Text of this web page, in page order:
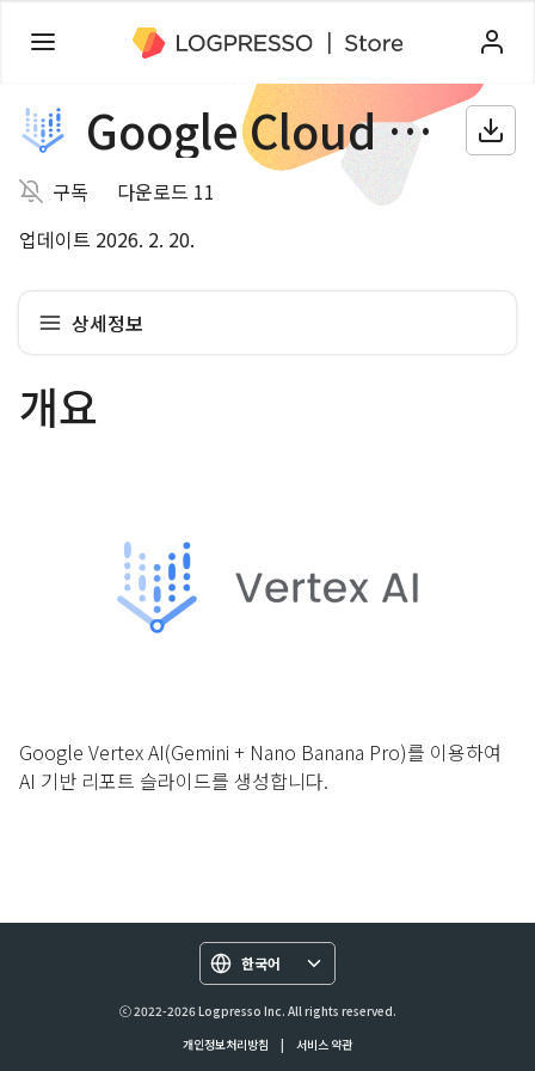
Google Cloud Vertex AI
구독
다운로드 11
업데이트 2026. 2. 20.
상세정보
개요
Google Vertex AI(Gemini + Nano Banana Pro)를 이용하여
AI 기반 리포트 슬라이드를 생성합니다.
한국어
ⓒ 2022-2026 Logpresso Inc. All rights reserved.
개인정보처리방침
| 서비스 약관